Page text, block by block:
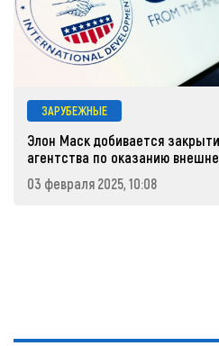
ЗАРУБЕЖНЫЕ
Элон Маск добивается
агентства по оказанию
03 февраля 2025, 10:08